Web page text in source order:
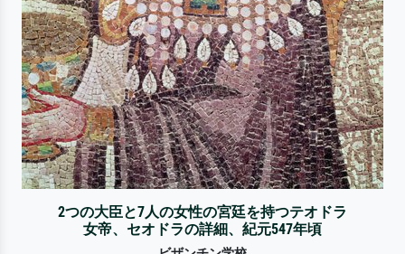
2つの大臣と7人の女性の宮廷を持つテオドラ
女帝、セオドラの詳細、紀元547年頃